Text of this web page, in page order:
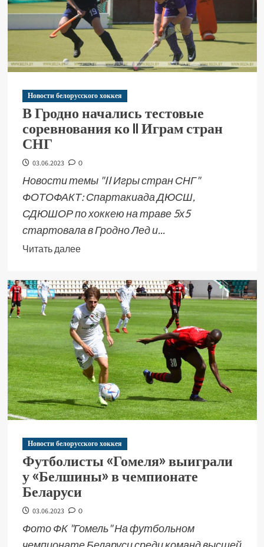
Новости белорусского хоккея
В Гродно начались тестовые
соревнования ко II Играм стран
СНГ
03.06.2023 0
Новости темы "II Игры стран СНГ"
ФОТОФАКТ: Спартакиада ДЮСШ,
СДЮШОР по хоккею на траве 5х5
стартовала в Гродно Лед и...
Читать далее
Новости белорусского хоккея
Футболисты «Гомеля» выиграли
у «Белшины» в чемпионате
Беларуси
03.06.2023 0
Фото ФК "Гомель" На футбольном